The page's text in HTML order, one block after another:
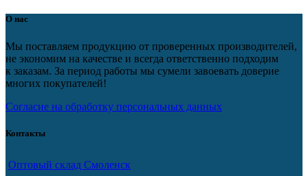
О нас
Мы поставляем продукцию от проверенных производителей,
не экономим на качестве и всегда ответственно подходим
к заказам. За период работы мы сумели завоевать доверие
многих покупателей!
Согласие на обработку персональных данных
Контакты
Оптовый склад Смоленск